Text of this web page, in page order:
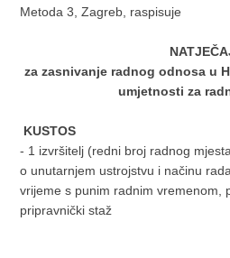
Metoda 3, Zagreb, raspisuje
za zasnivanje radnog odnosa u
umjetnosti za
KUSTOS
- 1 izvršitelj (redni broj radnog
o unutarnjem ustrojstvu i načinu
vrijeme s punim radnim vremenom,
pripravnički staž